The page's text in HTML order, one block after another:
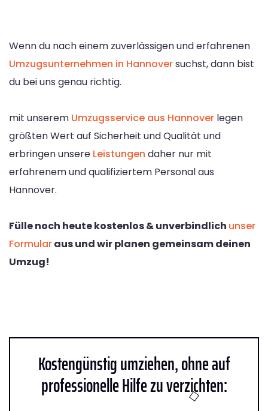
Wenn du nach einem zuverlässigen und erfahrenen
Umzugsunternehmen in Hannoversuchst, dann bist
du bei uns genau richtig.
mit unserem Umzugsservice aus Hannover legen
größten Wert auf Sicherheit und Qualität und
erbringen unsere Leistungen daher nur mit
erfahrenem und qualifiziertem Personal aus
Hannover.
Fülle noch heute kostenlos & unverbindlich unser
Formularaus und wir planen gemeinsam deinen
Umzug!
Kostengünstig umziehen, ohne auf
professionelle Hilfe zu verzichten: